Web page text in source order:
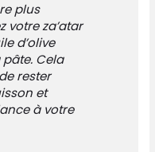
plus
votre za’atar
d’olive
Cela
rester
et
à votre